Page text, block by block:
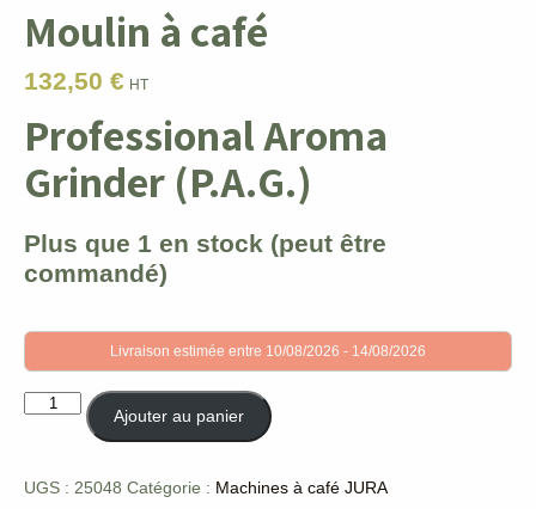
Moulin à café
132,50 € HT
Professional Aroma
Grinder (P.A.G.)
Plus que 1 en stock (peut être
commandé)
Livraison estimée entre 10/08/2026 - 14/08/2026
quantité
café
Ajouter au panier
UGS : 25048 Catégorie : Machines à café JURA